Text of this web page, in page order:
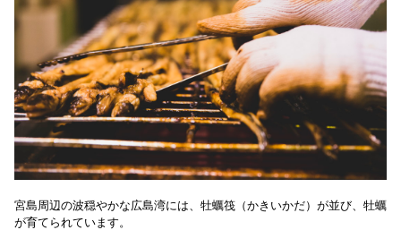
宮島周辺の波穏やかな広島湾には、牡蠣筏（かきいかだ）が並び、牡蠣
が育てられています。